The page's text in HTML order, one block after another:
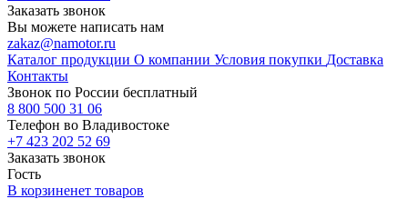
Заказать звонок
Вы можете написать нам
zakaz@namotor.ru
Каталог продукции О компании Условия покупки Доставка
Контакты
Звонок по России бесплатный
8 800 500 31 06
Телефон во Владивостоке
+7 423 202 52 69
Заказать звонок
Гость
В корзиненет товаров